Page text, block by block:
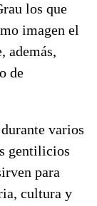
los que
imagen el
además,
de
varios
gentilicios
para
cultura y